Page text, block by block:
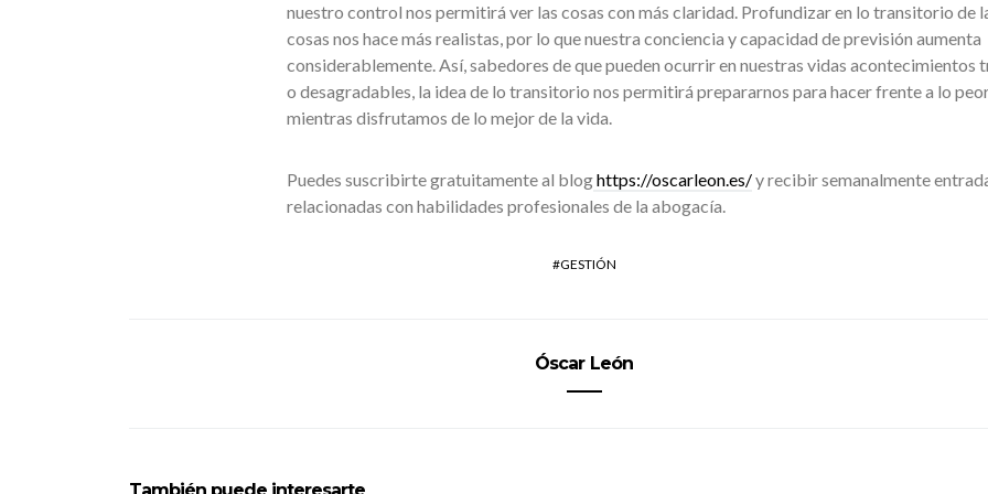
nuestro control nos permitirá ver las cosas con más claridad. Profundizar en lo transitorio de
cosas nos hace más realistas, por lo que nuestra conciencia y capacidad de previsión aumenta
considerablemente. Así, sabedores de que pueden ocurrir en nuestras vidas acontecimientos
o desagradables, la idea de lo transitorio nos permitirá prepararnos para hacer frente a lo
mientras disfrutamos de lo mejor de la vida.
Puedes suscribirte gratuitamente al bloghttps://oscarleon.es/y recibir semanalmente
relacionadas con habilidades profesionales de la abogacía.
GESTIÓN
Óscar León